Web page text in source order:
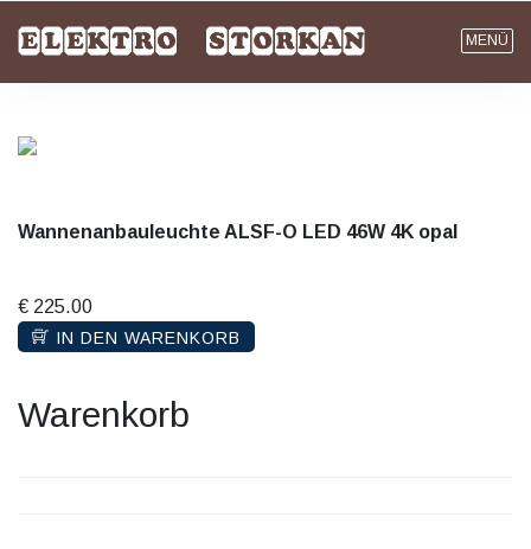
MENÜ
Wannenanbauleuchte ALSF-O LED 46W 4K opal
€ 225.00
IN DEN WARENKORB
Warenkorb